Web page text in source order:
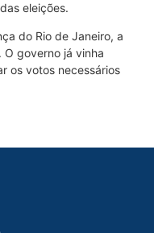
eleições.
do Rio de Janeiro, a
governo já vinha
os votos necessários